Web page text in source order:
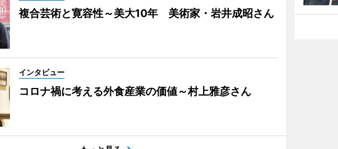
複合芸術と寛容性～美大10年 美術家・岩井成昭さん
インタビュー
コロナ禍に考える外食産業の価値～村上雅彦さん